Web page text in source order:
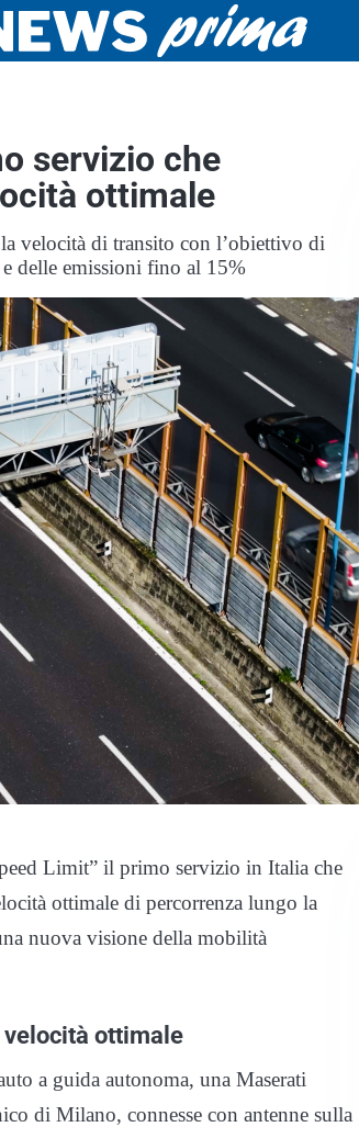
servizio che
ottimale
velocità di transito con l’obiettivo di
delle emissioni fino al 15%
Limit” il primo servizio in Italia che
ottimale di percorrenza lungo la
nuova visione della mobilità
ottimale
a guida autonoma, una Maserati
di Milano, connesse con antenne sulla